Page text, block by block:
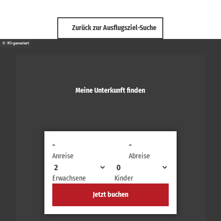
Zurück zur Ausflugsziel-Suche
© KI-generiert
Meine Unterkunft finden
Anreise
-
Abreise
-
Erwachsene
Kinder
Jetzt buchen